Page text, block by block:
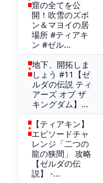
窟の全てを公
開！吹雪のズボ
ン＆マヨイの居
場所 #ティアキ
ン #ゼル...
地下、開拓しま
しょう #11【ゼ
ルダの伝説 ティ
アーズ オブ ザ
キングダム】...
【ティアキン】
エピソードチャ
レンジ「二つの
龍の狭間」 攻略
【ゼルダの伝
説】 -...